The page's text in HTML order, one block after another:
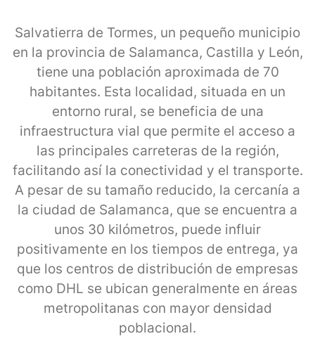
Salvatierra de Tormes, un pequeño municipio
en la provincia de Salamanca, Castilla y León,
tiene una población aproximada de 70
habitantes. Esta localidad, situada en un
entorno rural, se beneficia de una
infraestructura vial que permite el acceso a
las principales carreteras de la región,
facilitando así la conectividad y el transporte.
A pesar de su tamaño reducido, la cercanía a
la ciudad de Salamanca, que se encuentra a
unos 30 kilómetros, puede influir
positivamente en los tiempos de entrega, ya
que los centros de distribución de empresas
como DHL se ubican generalmente en áreas
metropolitanas con mayor densidad
poblacional.